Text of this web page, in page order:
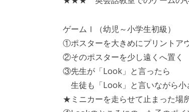
ゲームⅠ（幼児～小学生初級）
①ポスターを大きめにプリントア
②そのポスターを少し遠くへ置く
③先生が「Look」と言ったら
生徒も「Look」と言いながら小
★ミニカーを走らせて止まった場